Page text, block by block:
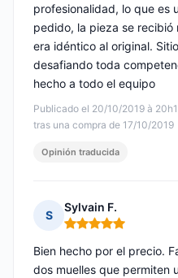
Publicado el 20/10/2019 à
tras una compra de 17/10/2019
profesionalidad, lo que es
pedido, la pieza se recibió
era idéntico al original.
desafiando toda
hecho a todo el equipo
Opinión traducida
S
Sylvain F.
Nota: 5 de 5
Bien hecho por el precio.
dos muelles que permiten